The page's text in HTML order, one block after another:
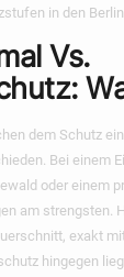
in den
Vs.
dem Schutz
Bei einem
oder einem
am strengsten.
exakt
hingegen